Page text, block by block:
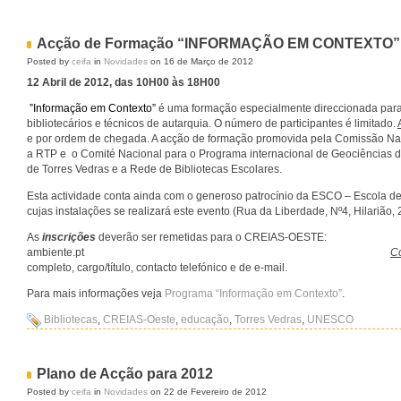
Acção de Formação “INFORMAÇÃO EM CONTEXTO”
Posted by ceifa in Novidades on 16 de Março de 2012
12 Abril de 2012, das 10H00 às 18H00
”Informação em Contexto” é uma formação especialmente direccionada
bibliotecários e técnicos de autarquia. O número de participantes é limitado.
e por ordem de chegada. A acção de formação promovida pela Comissão
a RTP e o Comité Nacional para o Programa internacional de Geociências
de Torres Vedras e a Rede de Bibliotecas Escolares.
Esta actividade conta ainda com o generoso patrocínio da ESCO – Escola
cujas instalações se realizará este evento (Rua da Liberdade, Nº4, Hilarião,
As inscrições deverão ser remetidas para o
ambiente.pt
completo, cargo/título, contacto telefónico e de e-mail.
Para mais informações veja Programa “Informação em Contexto”.
Bibliotecas, CREIAS-Oeste, educação, Torres Vedras, UNESCO
Plano de Acção para 2012
Posted by ceifa in Novidades on 22 de Fevereiro de 2012